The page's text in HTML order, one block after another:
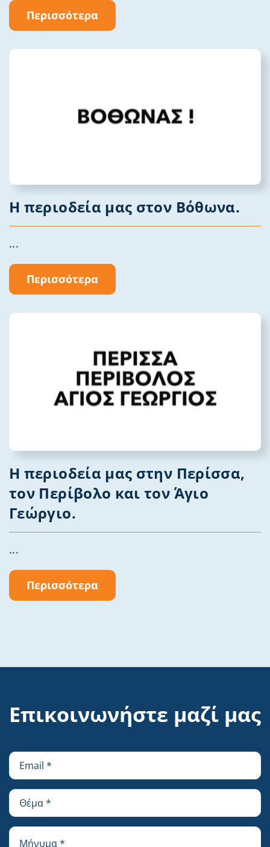
Περισσότερα
Η περιοδεία μας στον Βόθωνα.
...
Περισσότερα
Η περιοδεία μας στην Περίσσα,
τον Περίβολο και τον Άγιο
Γεώργιο.
...
Περισσότερα
Επικοινωνήστε μαζί μας